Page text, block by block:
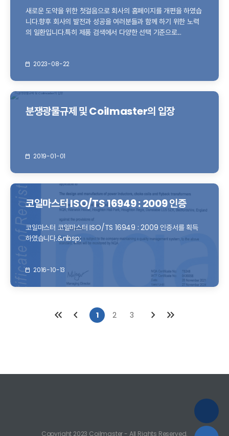
새로운 도약을 위한 첫걸음으로 회사의 홈페이지를 개편을 하였습
니다.향후 회사의 발전과 성공을 여러분들과 함께 하기 위한 노력
의 일환입니다.특히 제품 검색에서 다양한 선택 기준으로...
2023-08-22
분쟁광물규제 및 Coilmaster의 입장
2019-01-01
코일마스터 ISO/TS 16949 : 2009 인증
코일마스터 코일마스터 ISO/TS 16949 : 2009 인증서를 획득
하였습니다.&nbsp;
2016-10-13
1 2 3
Copyright 2023 Coilmaster - All Rights Reserved.